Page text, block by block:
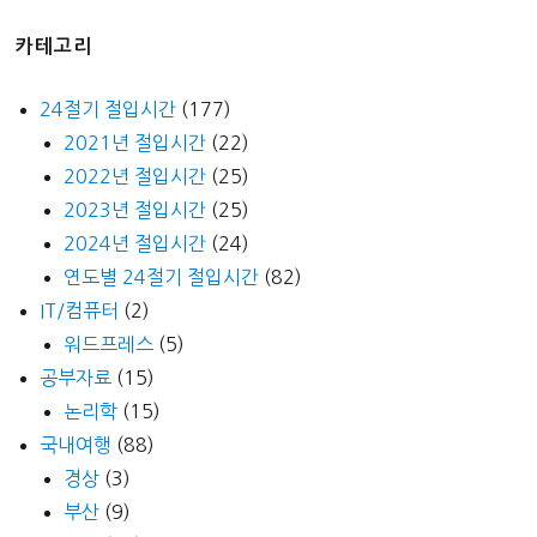
카테고리
24절기 절입시간 (177)
2021년 절입시간 (22)
2022년 절입시간 (25)
2023년 절입시간 (25)
2024년 절입시간 (24)
연도별 24절기 절입시간 (82)
IT/컴퓨터 (2)
워드프레스 (5)
공부자료 (15)
논리학 (15)
국내여행 (88)
경상 (3)
부산 (9)